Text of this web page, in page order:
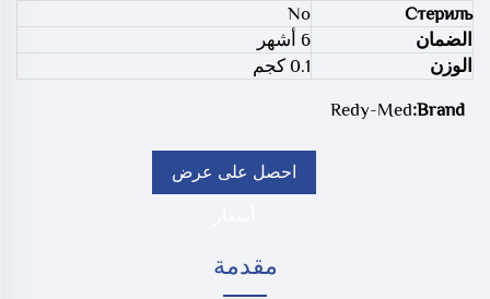
Стериль
No
الضمان
6 أشهر
الوزن
0.1 كجم
Brand:
Redy-Med
احصل على عرض
مقدمة